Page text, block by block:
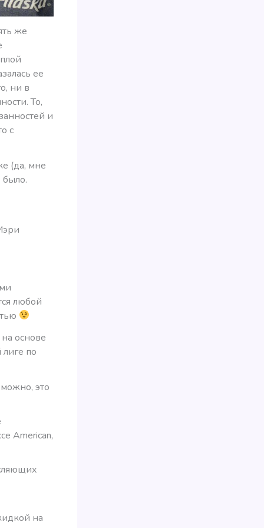
же
ее
ни в
То,
и
с
(да, мне
было.
любой
основе
по
это
American,
на